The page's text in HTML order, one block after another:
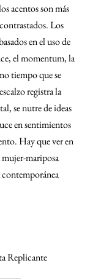
acentos son más
Los
en el uso de
el momentum, la
tiempo que se
registra la
se nutre de ideas
en sentimientos
Hay que ver en
mujer-mariposa
Replicante